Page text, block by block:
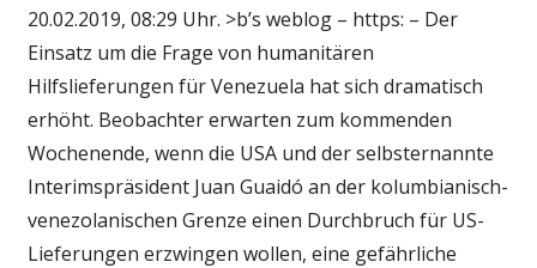
20.02.2019, 08:29 Uhr. >b’s weblog – https: – Der
Einsatz um die Frage von humanitären
Hilfslieferungen für Venezuela hat sich dramatisch
erhöht. Beobachter erwarten zum kommenden
Wochenende, wenn die USA und der selbsternannte
Interimspräsident Juan Guaidó an der kolumbianisch-
venezolanischen Grenze einen Durchbruch für US-
Lieferungen erzwingen wollen, eine gefährliche